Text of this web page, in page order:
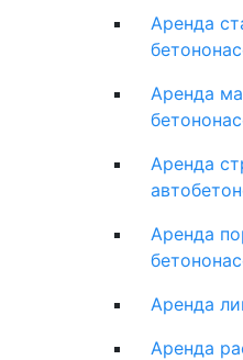
Аренда
Аренда
Аренда
Аренда
Аренда
Аренда